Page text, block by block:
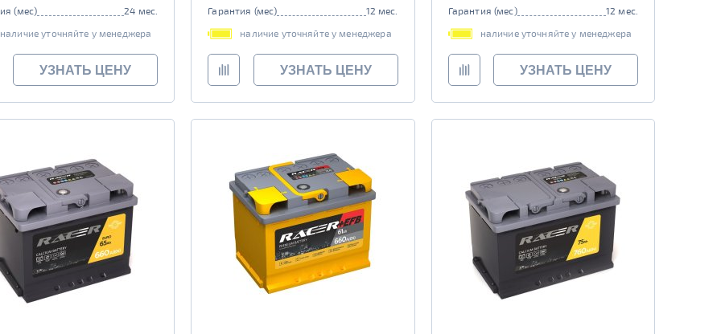
(мес)
24 мес.
наличие уточняйте у менеджера
УЗНАТЬ ЦЕНУ
Гарантия (мес)
12 мес.
наличие уточняйте у менеджера
УЗНАТЬ ЦЕНУ
Гарантия (мес)
12 мес.
наличие уточняйте у менеджера
УЗНАТЬ ЦЕНУ